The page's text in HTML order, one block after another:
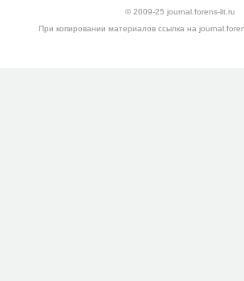
© 2009-25 journal.forens-lit.ru
При копировании материалов ссылка на